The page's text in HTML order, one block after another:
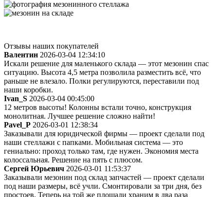
Отзывы наших покупателей
Валентин 2026-03-04 12:34:10
Искали решение для маленького склада — этот мезонин спас
ситуацию. Высота 4,5 метра позволила разместить всё, что
раньше не влезало. Полки регулируются, переставили под
наши коробки.
Ivan_S 2026-03-04 00:45:00
12 метров высоты! Колонны встали точно, конструкция
монолитная. Лучшее решение сложно найти!
Pavel_P 2026-03-01 12:38:34
Заказывали для юридической фирмы — проект сделали под
наши стеллажи с папками. Мобильная система — это
гениально: проход только там, где нужен. Экономия места
колоссальная. Решение на пять с плюсом.
Сергей Юрьевич 2026-03-01 11:53:37
Заказывали мезонин под склад запчастей — проект сделали
под наши размеры, всё учли. Смонтировали за три дня, без
простоев. Теперь на той же площади храним в два раза